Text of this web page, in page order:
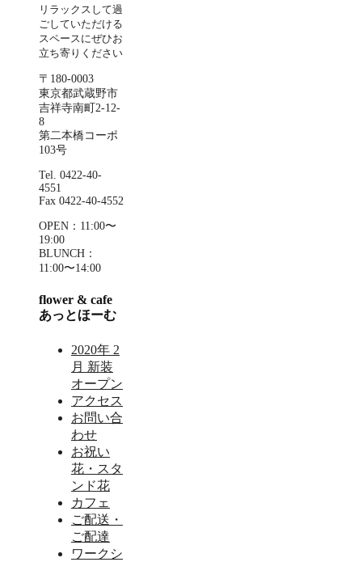
リラックスして過
ごしていただける
スペースにぜひお
立ち寄りください
〒180-0003
東京都武蔵野市
吉祥寺南町2-12-
8
第二本橋コーポ
103号
Tel. 0422-40-
4551
Fax 0422-40-4552
OPEN：11:00〜
19:00
BLUNCH：
11:00〜14:00
flower & cafe
あっとほーむ
2020年 2
月 新装
オープン
アクセス
お問い合
わせ
お祝い
花・スタ
ンド花
カフェ
ご配送・
ご配達
ワークシ